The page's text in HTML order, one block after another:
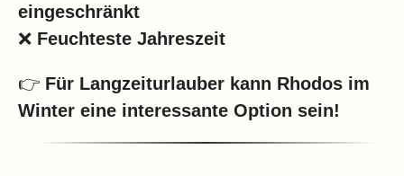
eingeschränkt
❌ Feuchteste Jahreszeit
👉 Für Langzeiturlauber kann Rhodos im
Winter eine interessante Option sein!